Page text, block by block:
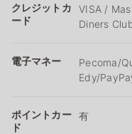
クレジットカ
ード
VISA /
Diners
電子マネー
Pecoma/
Edy/
ポイントカー
ド
有